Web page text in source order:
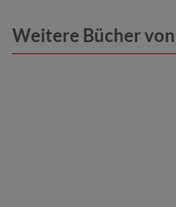
Weitere Bücher